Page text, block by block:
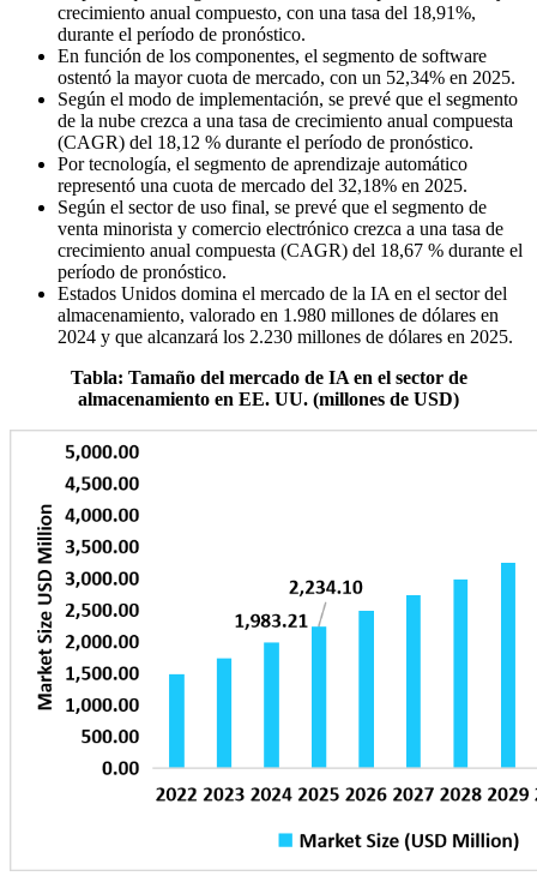
crecimiento anual compuesto, con una tasa del 18,91%,
durante el período de pronóstico.
En función de los componentes, el segmento de software
ostentó la mayor cuota de mercado, con un 52,34% en 2025.
Según el modo de implementación, se prevé que el segmento
de la nube crezca a una tasa de crecimiento anual compuesta
(CAGR) del 18,12 % durante el período de pronóstico.
Por tecnología, el segmento de aprendizaje automático
representó una cuota de mercado del 32,18% en 2025.
Según el sector de uso final, se prevé que el segmento de
venta minorista y comercio electrónico crezca a una tasa de
crecimiento anual compuesta (CAGR) del 18,67 % durante el
período de pronóstico.
Estados Unidos domina el mercado de la IA en el sector del
almacenamiento, valorado en 1.980 millones de dólares en
2024 y que alcanzará los 2.230 millones de dólares en 2025.
Tabla: Tamaño del mercado de IA en el sector de
almacenamiento en EE. UU. (millones de USD)